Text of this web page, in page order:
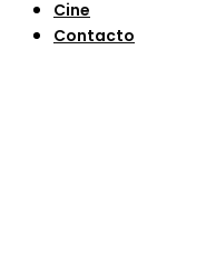
Cine
Contacto